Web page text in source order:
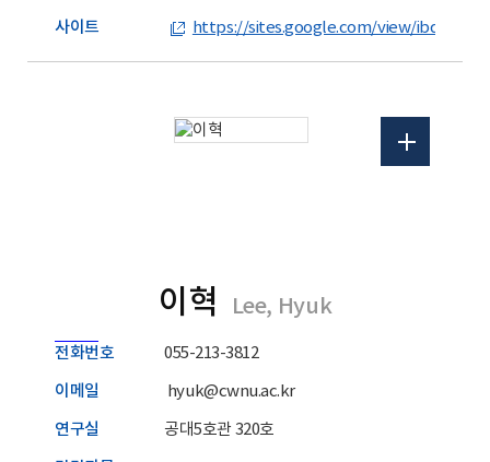
사이트 https://sites.google.com/view/ibdp-lab
이혁 Lee, Hyuk
전화번호 055-213-3812
이메일 hyuk@cwnu.ac.kr
연구실 공대5호관 320호